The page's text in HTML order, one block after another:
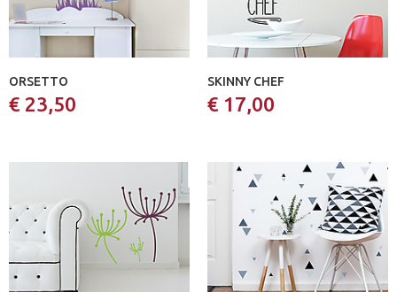
ORSETTO
€ 23,50
SKINNY CHEF
€ 17,00